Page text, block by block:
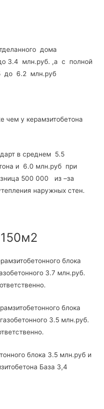
дома
3.4 млн.руб. ,а с полной
до 6.2 млн.руб
чем у керамзитобетона
в среднем 5.5
и 6.0 млн.руб при
500 000 из –за
наружных стен.
блока
3.7 млн.руб.
блока
3.5 млн.руб.
блока 3.5 млн.руб и
База 3,4